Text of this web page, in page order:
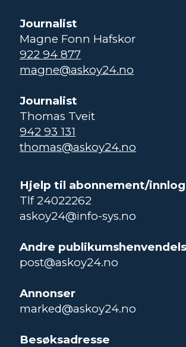
Journalist
Magne Fonn Hafskor
922 94 877
magne@askoy24.no
Journalist
Thomas Tveit
942 93 131
thomas@askoy24.no
Hjelp til abonnement/
Tlf 24022262
askoy24@info-sys.no
Andre
post@askoy24.no
Annonser
marked@askoy24.no
Besøksadresse